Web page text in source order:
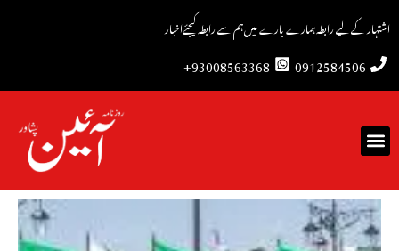
اشتہار کے لیے رابطہہمارے بارے میںہم سے رابطہ کیجئےاخبار
0912584506
93008563368+